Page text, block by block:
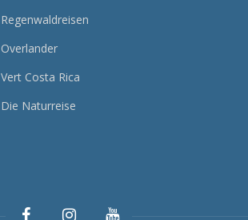
Regenwaldreisen
Overlander
Vert Costa Rica
Die Naturreise